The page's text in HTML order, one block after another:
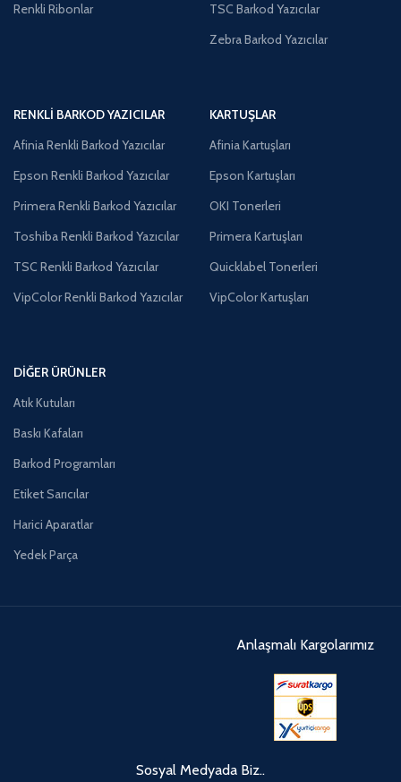
Renkli Ribonlar
TSC Barkod Yazıcılar
Zebra Barkod Yazıcılar
RENKLI BARKOD YAZICILAR
Afinia Renkli Barkod Yazıcılar
Epson Renkli Barkod Yazıcılar
Primera Renkli Barkod Yazıcılar
Toshiba Renkli Barkod Yazıcılar
TSC Renkli Barkod Yazıcılar
VipColor Renkli Barkod Yazıcılar
KARTUŞLAR
Afinia Kartuşları
Epson Kartuşları
OKI Tonerleri
Primera Kartuşları
Quicklabel Tonerleri
VipColor Kartuşları
DIĞER ÜRÜNLER
Atık Kutuları
Baskı Kafaları
Barkod Programları
Etiket Sarıcılar
Harici Aparatlar
Yedek Parça
Anlaşmalı Kargolarımız
Sosyal Medyada Biz..